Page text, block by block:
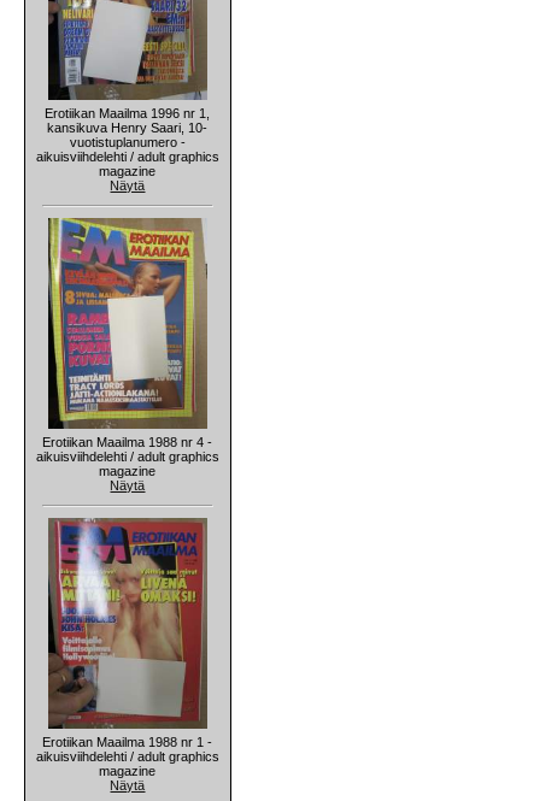
Erotiikan Maailma 1996 nr 1,
kansikuva Henry Saari, 10-
vuotistuplanumero -
aikuisviihdelehti / adult graphics
magazine
Näytä
Erotiikan Maailma 1988 nr 4 -
aikuisviihdelehti / adult graphics
magazine
Näytä
Erotiikan Maailma 1988 nr 1 -
aikuisviihdelehti / adult graphics
magazine
Näytä